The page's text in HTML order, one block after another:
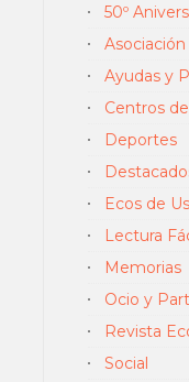
50º
Asociación
Ayudas y
Centros
Deportes
Ecos de
Lectura
Memorias
Ocio y
Revista
Social